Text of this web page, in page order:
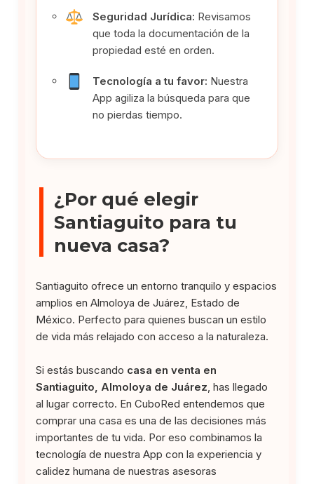
Seguridad Jurídica: Revisamos
que toda la documentación de la
propiedad esté en orden.
Tecnología a tu favor: Nuestra
App agiliza la búsqueda para que
no pierdas tiempo.
¿Por qué elegir
Santiaguito para tu
nueva casa?
Santiaguito ofrece un entorno tranquilo y espacios
amplios en Almoloya de Juárez, Estado de
México. Perfecto para quienes buscan un estilo
de vida más relajado con acceso a la naturaleza.
Si estás buscando casa en venta en
Santiaguito, Almoloya de Juárez , has llegado
al lugar correcto. En CuboRed entendemos que
comprar una casa es una de las decisiones más
importantes de tu vida. Por eso combinamos la
tecnología de nuestra App con la experiencia y
calidez humana de nuestras asesoras